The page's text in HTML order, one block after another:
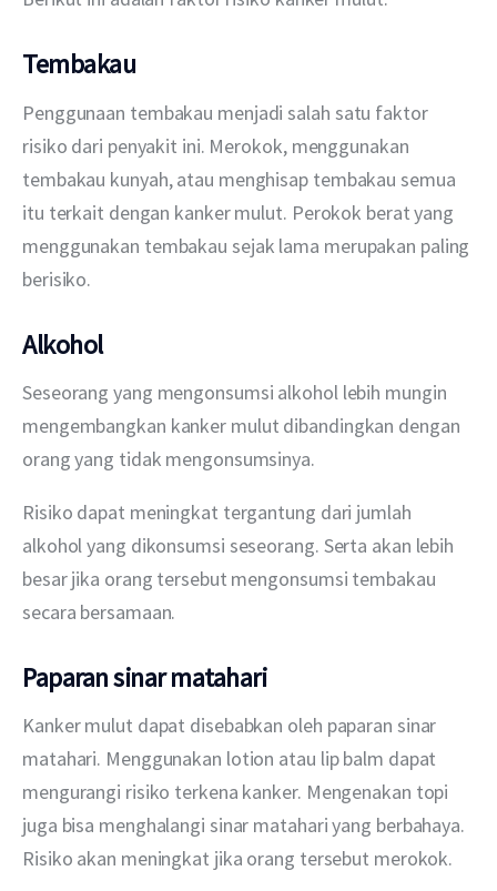
Tembakau
Penggunaan tembakau menjadi salah satu faktor
risiko dari penyakit ini. Merokok, menggunakan
tembakau kunyah, atau menghisap tembakau semua
itu terkait dengan kanker mulut. Perokok berat yang
menggunakan tembakau sejak lama merupakan paling
berisiko.
Alkohol
Seseorang yang mengonsumsi alkohol lebih mungin
mengembangkan kanker mulut dibandingkan dengan
orang yang tidak mengonsumsinya.
Risiko dapat meningkat tergantung dari jumlah
alkohol yang dikonsumsi seseorang. Serta akan lebih
besar jika orang tersebut mengonsumsi tembakau
secara bersamaan.
Paparan sinar matahari
Kanker mulut dapat disebabkan oleh paparan sinar
matahari. Menggunakan lotion atau lip balm dapat
mengurangi risiko terkena kanker. Mengenakan topi
juga bisa menghalangi sinar matahari yang berbahaya.
Risiko akan meningkat jika orang tersebut merokok.